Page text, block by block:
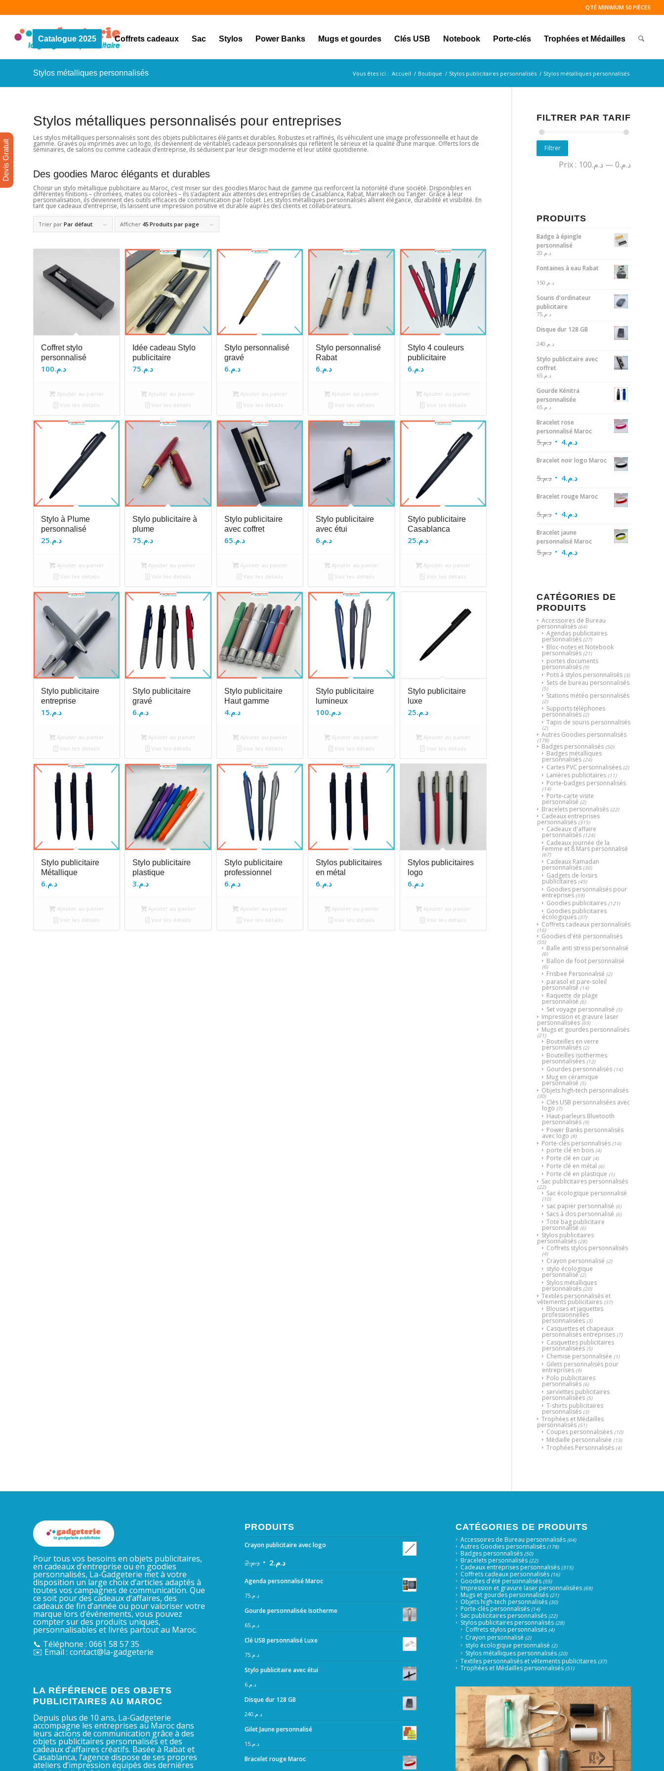
QTÉ MINIMUM 50 PIÈCES
Catalogue 2025 Coffrets cadeaux Sac Stylos Power Banks Mugs et gourdes Clés USB Notebook Porte-clés Trophées et Médailles
Stylos métalliques personnalisés Vous êtes ici : Accueil / Boutique / Stylos publicitaires personnalisés / Stylos métalliques personnalisés
Stylos métalliques personnalisés pour entreprises
Les stylos métalliques personnalisés sont des objets publicitaires élégants et durables. Robustes et raffinés, ils véhiculent une image professionnelle et haut de
gamme. Gravés ou imprimés avec un logo, ils deviennent de véritables cadeaux personnalisés qui reflètent le sérieux et la qualité d’une marque. Offerts lors de
séminaires, de salons ou comme cadeaux d’entreprise, ils séduisent par leur design moderne et leur utilité quotidienne.
Des goodies Maroc élégants et durables
Choisir un stylo métallique publicitaire au Maroc, c’est miser sur des goodies Maroc haut de gamme qui renforcent la notoriété d’une société. Disponibles en
différentes finitions – chromées, mates ou colorées – ils s’adaptent aux attentes des entreprises de Casablanca, Rabat, Marrakech ou Tanger. Grâce à leur
personnalisation, ils deviennent des outils efficaces de communication par l’objet. Les stylos métalliques personnalisés allient élégance, durabilité et visibilité. En
tant que cadeaux d’entreprise, ils laissent une impression positive et durable auprès des clients et collaborateurs.
Trier par Par défaut Afficher 45 Produits par page
Coffret stylo
personnalisé
د.م.100
Ajouter au panier
Voir les détails
Idée cadeau Stylo
publicitaire
د.م.75
Ajouter au panier
Voir les détails
Stylo personnalisé
gravé
د.م.6
Ajouter au panier
Voir les détails
Stylo personnalisé
Rabat
د.م.6
Ajouter au panier
Voir les détails
Stylo 4 couleurs
publicitaire
د.م.6
Ajouter au panier
Voir les détails
Stylo à Plume
personnalisé
د.م.25
Ajouter au panier
Voir les détails
Stylo publicitaire à
plume
د.م.75
Ajouter au panier
Voir les détails
Stylo publicitaire
avec coffret
د.م.65
Ajouter au panier
Voir les détails
Stylo publicitaire
avec étui
د.م.6
Ajouter au panier
Voir les détails
Stylo publicitaire
Casablanca
د.م.25
Ajouter au panier
Voir les détails
Stylo publicitaire
entreprise
د.م.15
Ajouter au panier
Voir les détails
Stylo publicitaire
gravé
د.م.6
Ajouter au panier
Voir les détails
Stylo publicitaire
Haut gamme
د.م.4
Ajouter au panier
Voir les détails
Stylo publicitaire
lumineux
د.م.100
Ajouter au panier
Voir les détails
Stylo publicitaire
luxe
د.م.25
Ajouter au panier
Voir les détails
Stylo publicitaire
Métallique
د.م.6
Ajouter au panier
Voir les détails
Stylo publicitaire
plastique
د.م.3
Ajouter au panier
Voir les détails
Stylo publicitaire
professionnel
د.م.6
Ajouter au panier
Voir les détails
Stylos publicitaires
en métal
د.م.6
Ajouter au panier
Voir les détails
Stylos publicitaires
logo
د.م.6
Ajouter au panier
Voir les détails
FILTRER PAR TARIF
Filtrer
Prix : د.م.0 — د.م.100
PRODUITS
Badge à épingle
personnalisé
د.م. 20
Fontaines à eau Rabat
د.م. 150
Souris d'ordinateur
publicitaire
د.م. 75
Disque dur 128 GB
د.م. 240
Stylo publicitaire avec
coffret
د.م. 65
Gourde Kénitra
personnalisée
د.م. 65
Bracelet rose
personnalisé Maroc
د.م.5 د.م.4
Bracelet noir logo Maroc
د.م.5 د.م.4
Bracelet rouge Maroc
د.م.5 د.م.4
Bracelet jaune
personnalisé Maroc
د.م.5 د.م.4
CATÉGORIES DE
PRODUITS
Accessoires de Bureau
personnalisés (64)
Agendas publicitaires
personnalisés (27)
Bloc-notes et Notebook
personnalisés (21)
portes documents
personnalisés (9)
Pots à stylos personnalisés (3)
Sets de bureau personnalisés
(5)
Stations météo personnalisés
(2)
Supports téléphones
personnalisés (2)
Tapis de souris personnalisés
(2)
Autres Goodies personnalisés
(178)
Badges personnalisés (50)
Badges métalliques
personnalisés (24)
Cartes PVC personnalisées (2)
Lanières publicitaires (11)
Porte-badges personnalisés
(14)
Porte-carte visite
personnalisé (2)
Bracelets personnalisés (22)
Cadeaux entreprises
personnalisés (315)
Cadeaux d'affaire
personnalisés (124)
Cadeaux journée de la
Femme et 8 Mars personnalisé
(67)
Cadeaux Ramadan
personnalisés (30)
Gadgets de loisirs
publicitaires (45)
Goodies personnalisés pour
entreprises (59)
Goodies publicitaires (121)
Goodies publicitaires
écologiques (37)
Coffrets cadeaux personnalisés
(16)
Goodies d'été personnalisés
(55)
Balle anti stress personnalisé
(6)
Ballon de foot personnalisé
(6)
Frisbee Personnalisé (2)
parasol et pare-soleil
personnalisé (14)
Raquette de plage
personnalisé (6)
Set voyage personnalisé (5)
Impression et gravure laser
personnalisées (69)
Mugs et gourdes personnalisés
(21)
Bouteilles en verre
personnalisés (2)
Bouteilles isothermes
personnalisées (12)
Gourdes personnalisés (14)
Mug en céramique
personnalisé (5)
Objets high-tech personnalisés
(30)
Clés USB personnalisées avec
logo (7)
Haut-parleurs Bluetooth
personnalisés (9)
Power Banks personnalisés
avec logo (8)
Porte-clés personnalisés (14)
porte clé en bois (4)
Porte clé en cuir (4)
Porte clé en métal (6)
Porte clé en plastique (1)
Sac publicitaires personnalisés
(22)
Sac écologique personnalisé
(10)
sac papier personnalisé (6)
Sacs à dos personnalisé (6)
Tote bag publicitaire
personnalisé (6)
Stylos publicitaires
personnalisés (28)
Coffrets stylos personnalisés
(4)
Crayon personnalisé (2)
stylo écologique
personnalisé (2)
Stylos métalliques
personnalisés (20)
Textiles personnalisés et
vêtements publicitaires (37)
Blouses et jaquettes
professionnelles
personnalisées (3)
Casquettes et chapeaux
personnalisés entreprises (7)
Casquettes publicitaires
personnalisées (5)
Chemise personnalisée (1)
Gilets personnalisés pour
entreprises (9)
Polo publicitaires
personnalisés (6)
serviettes publicitaires
personnalisées (5)
T-shirts publicitaires
personnalisés (3)
Trophées et Médailles
personnalisés (51)
Coupes personnalisées (10)
Médaille personnalisée (13)
Trophées Personnalisés (4)
Pour tous vos besoins en objets publicitaires,
en cadeaux d’entreprise ou en goodies
personnalisés, La-Gadgeterie met à votre
disposition un large choix d’articles adaptés à
toutes vos campagnes de communication. Que
ce soit pour des cadeaux d’affaires, des
cadeaux de fin d’année ou pour valoriser votre
marque lors d’événements, vous pouvez
compter sur des produits uniques,
personnalisables et livrés partout au Maroc.
📞 Téléphone : 0661 58 57 35
✉️ Email : contact@la-gadgeterie
LA RÉFÉRENCE DES OBJETS
PUBLICITAIRES AU MAROC
Depuis plus de 10 ans, La-Gadgeterie
accompagne les entreprises au Maroc dans
leurs actions de communication grâce à des
objets publicitaires personnalisés et des
cadeaux d’affaires créatifs. Basée à Rabat et
Casablanca, l’agence dispose de ses propres
ateliers d’impression équipés des dernières
PRODUITS
Crayon publicitaire avec logo
د.م.2 د.م.2
Agenda personnalisé Maroc
د.م.75
Gourde personnalisée Isotherme
د.م.65
Clé USB personnalisé Luxe
د.م.75
Stylo publicitaire avec étui
د.م.6
Disque dur 128 GB
د.م. 240
Gilet Jaune personnalisé
د.م.15
Bracelet rouge Maroc
CATÉGORIES DE PRODUITS
Accessoires de Bureau personnalisés (64)
Autres Goodies personnalisés (178)
Badges personnalisés (50)
Bracelets personnalisés (22)
Cadeaux entreprises personnalisés (315)
Coffrets cadeaux personnalisés (16)
Goodies d'été personnalisés (55)
Impression et gravure laser personnalisées (69)
Mugs et gourdes personnalisés (21)
Objets high-tech personnalisés (30)
Porte-clés personnalisés (14)
Sac publicitaires personnalisés (22)
Stylos publicitaires personnalisés (28)
Coffrets stylos personnalisés (4)
Crayon personnalisé (2)
stylo écologique personnalisé (2)
Stylos métalliques personnalisés (20)
Textiles personnalisés et vêtements publicitaires (37)
Trophées et Médailles personnalisés (51)
Devis Gratuit